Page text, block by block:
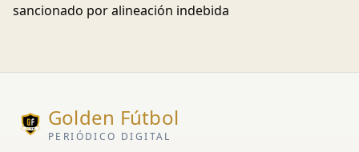
sancionado por alineación indebida
Golden Fútbol
PERIÓDICO DIGITAL